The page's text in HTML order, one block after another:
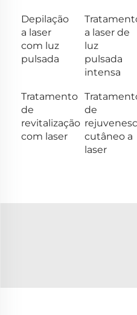
Depilação
a laser
com luz
pulsada
a laser de
luz
pulsada
intensa
Tratamento
de
revitalização
com laser
de
cutâneo a
laser